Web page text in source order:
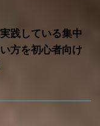
践している集中
方を初心者向け